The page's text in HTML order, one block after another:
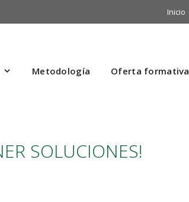
Inicio
Metodología Oferta formativa
SOLUCIONES!